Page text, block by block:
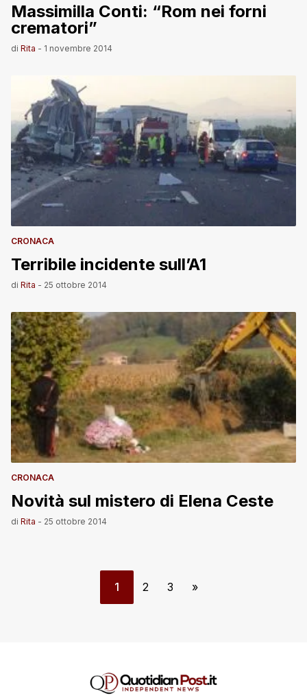
Massimilla Conti: “Rom nei forni
crematori”
di Rita - 1 novembre 2014
CRONACA
Terribile incidente sull’A1
di Rita - 25 ottobre 2014
CRONACA
Novità sul mistero di Elena Ceste
di Rita - 25 ottobre 2014
1 2 3 »